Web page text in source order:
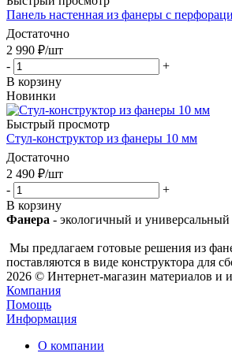
Панель настенная из фанеры с
Достаточно
2 990 ₽/шт
-
+
В корзину
Новинки
Быстрый просмотр
Стул-конструктор из фанеры 10 мм
Достаточно
2 490 ₽/шт
-
+
В корзину
Фанера - экологичный и
Мы предлагаем готовые решения из
поставляются в виде конструктора для
2026 © Интернет-магазин материалов и
Компания
Помощь
Информация
О компании